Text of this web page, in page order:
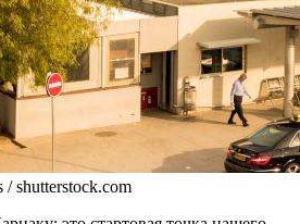
shutterstock.com